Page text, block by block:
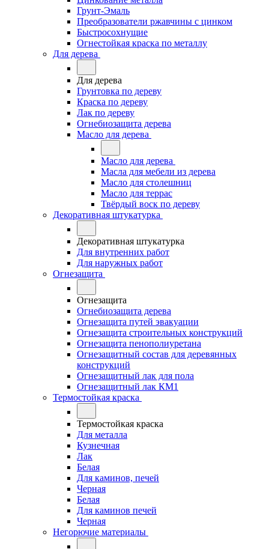
Грунт-Эмаль
Преобразователи ржавчины с цинком
Быстросохнущие
Огнестойкая краска по металлу
Для дерева
Для дерева
Грунтовка по дереву
Краска по дереву
Лак по дереву
Огнебиозащита дерева
Масло для дерева
Масло для дерева
Масла для мебели из дерева
Масло для столешниц
Масло для террас
Твёрдый воск по дереву
Декоративная штукатурка
Декоративная штукатурка
Для внутренних работ
Для наружных работ
Огнезащита
Огнезащита
Огнебиозащита дерева
Огнезащита путей эвакуации
Огнезащита строительных конструкций
Огнезащита пенополиуретана
Огнезащитный состав для деревянных
конструкций
Огнезащитный лак для пола
Огнезащитный лак КМ1
Термостойкая краска
Термостойкая краска
Для металла
Кузнечная
Лак
Белая
Для каминов, печей
Черная
Белая
Для каминов печей
Черная
Негорючие материалы